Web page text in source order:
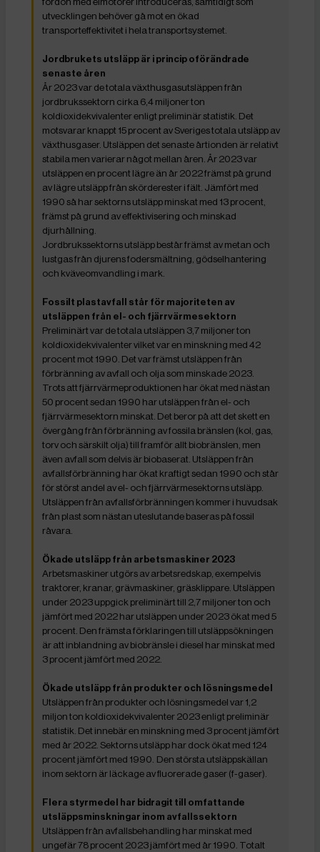
utvecklingen behöver gå mot en ökad
transporteffektivitet i hela transportsystemet.
Jordbrukets utsläpp är i princip oförändrade
senaste åren
År 2023 var de totala växthusgasutsläppen från
jordbrukssektorn cirka 6,4 miljoner ton
koldioxidekvivalenter enligt preliminär statistik. Det
motsvarar knappt 15 procent av Sveriges totala utsläpp av
växthusgaser. Utsläppen det senaste årtionden är relativt
stabila men varierar något mellan åren. År 2023 var
utsläppen en procent lägre än år 2022 främst på grund
av lägre utsläpp från skörderester i fält. Jämfört med
1990 så har sektorns utsläpp minskat med 13 procent,
främst på grund av effektivisering och minskad
djurhållning.
Jordbrukssektorns utsläpp består främst av metan och
lustgas från djurens fodersmältning, gödselhantering
och kväveomvandling i mark.
Fossilt plastavfall står för majoriteten av
utsläppen från el- och fjärrvärmesektorn
Preliminärt var de totala utsläppen 3,7 miljoner ton
koldioxidekvivalenter vilket var en minskning med 42
procent mot 1990. Det var främst utsläppen från
förbränning av avfall och olja som minskade 2023.
Trots att fjärrvärmeproduktionen har ökat med nästan
50 procent sedan 1990 har utsläppen från el- och
fjärrvärmesektorn minskat. Det beror på att det skett en
övergång från förbränning av fossila bränslen (kol, gas,
torv och särskilt olja) till framför allt biobränslen, men
även avfall som delvis är biobaserat. Utsläppen från
avfallsförbränning har ökat kraftigt sedan 1990 och står
för störst andel av el- och fjärrvärmesektorns utsläpp.
Utsläppen från avfallsförbränningen kommer i huvudsak
från plast som nästan uteslutande baseras på fossil
råvara.
Ökade utsläpp från arbetsmaskiner 2023
Arbetsmaskiner utgörs av arbetsredskap, exempelvis
traktorer, kranar, grävmaskiner, gräsklippare. Utsläppen
under 2023 uppgick preliminärt till 2,7 miljoner ton och
jämfört med 2022 har utsläppen under 2023 ökat med 5
procent. Den främsta förklaringen till utsläppsökningen
är att inblandning av biobränsle i diesel har minskat med
3 procent jämfört med 2022.
Ökade utsläpp från produkter och lösningsmedel
Utsläppen från produkter och lösningsmedel var 1,2
miljon ton koldioxidekvivalenter 2023 enligt preliminär
statistik. Det innebär en minskning med 3 procent jämfört
med år 2022. Sektorns utsläpp har dock ökat med 124
procent jämfört med 1990. Den största utsläppskällan
inom sektorn är läckage av fluorerade gaser (f-gaser).
Flera styrmedel har bidragit till omfattande
utsläppsminskningar inom avfallssektorn
Utsläppen från avfallsbehandling har minskat med
ungefär 78 procent 2023 jämfört med år 1990. Totalt